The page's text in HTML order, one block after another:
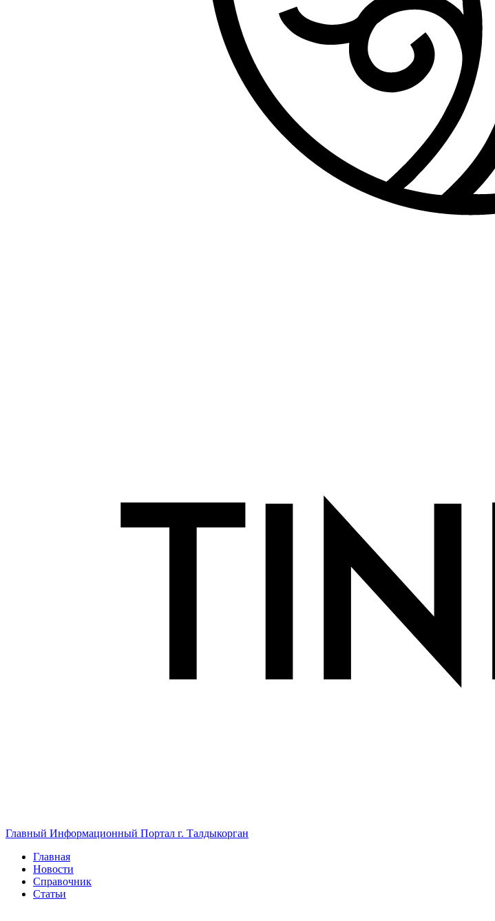
Главный Информационный Портал г. Талдыкорган
Главная
Новости
Справочник
Статьи